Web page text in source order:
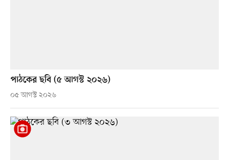
পাঠকের ছবি (৫ আগস্ট ২০২৬)
০৫ আগস্ট ২০২৬